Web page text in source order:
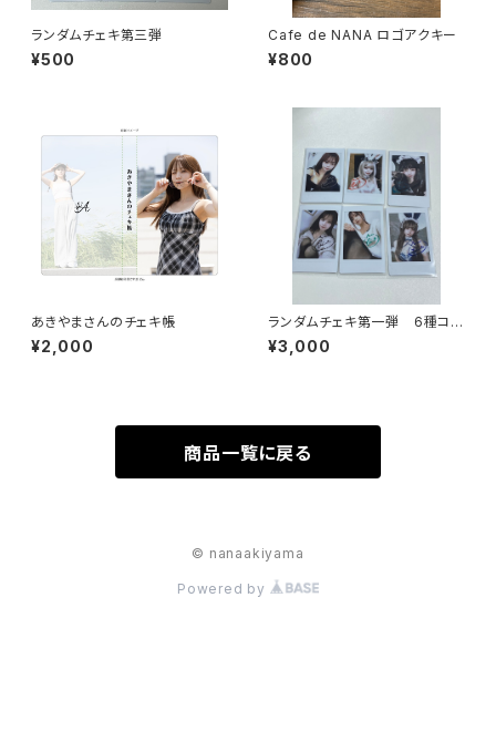
ランダムチェキ第三弾
¥500
Cafe de NANA ロゴアクキー
¥800
あきやまさんのチェキ帳
¥2,000
ランダムチェキ第一弾 6種コン
プセット
¥3,000
商品一覧に戻る
© nanaakiyama
Powered by